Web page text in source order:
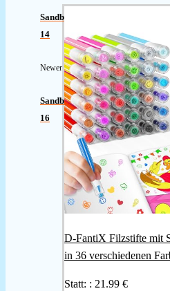
Sandburg
14
Newer
Sandburg
16
D-FantiX Filzstifte mit
in 36 verschiedenen
Statt: : 21.99 €